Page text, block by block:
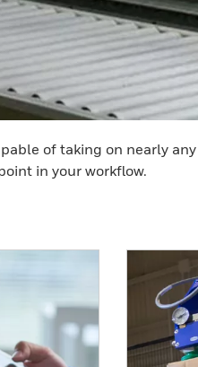
of taking on nearly
in your workflow.